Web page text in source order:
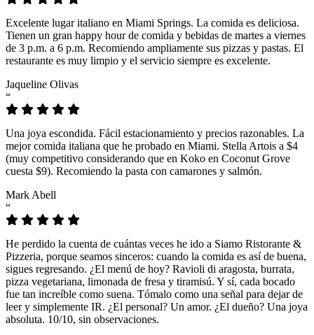
Excelente lugar italiano en Miami Springs. La comida es deliciosa.
Tienen un gran happy hour de comida y bebidas de martes a viernes
de 3 p.m. a 6 p.m. Recomiendo ampliamente sus pizzas y pastas. El
restaurante es muy limpio y el servicio siempre es excelente.
Jaqueline Olivas
“
Una joya escondida. Fácil estacionamiento y precios razonables. La
mejor comida italiana que he probado en Miami. Stella Artois a $4
(muy competitivo considerando que en Koko en Coconut Grove
cuesta $9). Recomiendo la pasta con camarones y salmón.
Mark Abell
“
He perdido la cuenta de cuántas veces he ido a Siamo Ristorante &
Pizzeria, porque seamos sinceros: cuando la comida es así de buena,
sigues regresando. ¿El menú de hoy? Ravioli di aragosta, burrata,
pizza vegetariana, limonada de fresa y tiramisú. Y sí, cada bocado
fue tan increíble como suena. Tómalo como una señal para dejar de
leer y simplemente IR. ¿El personal? Un amor. ¿El dueño? Una joya
absoluta. 10/10, sin observaciones.